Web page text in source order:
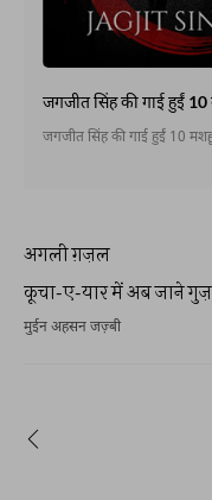
जगजीत सिंह की गाई हुईं
जगजीत सिंह की गाई हुईं 10
अगली ग़ज़ल
कूचा-ए-यार में अब जाने
मुईन अहसन जज़्बी